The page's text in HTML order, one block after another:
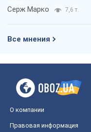
Серж Марко 7,6 т.
Все мнения
О компании
Правовая информация